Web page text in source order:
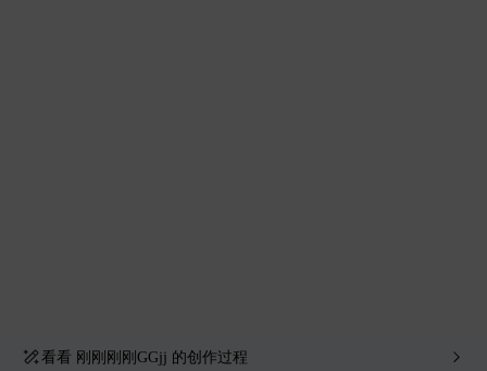
看看 刚刚刚刚GGjj 的创作过程